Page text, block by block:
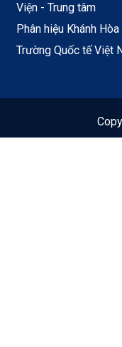
Viện - Trung tâm
Phân hiệu Khánh Hòa
Trường Quốc tế Việt